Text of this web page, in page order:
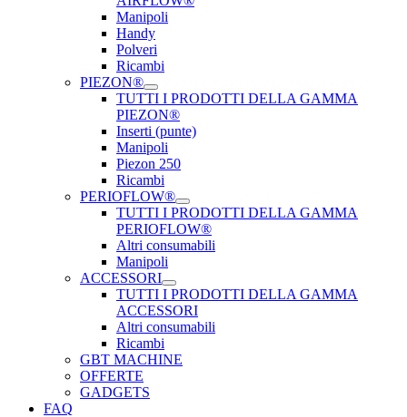
Manipoli
Handy
Polveri
Ricambi
PIEZON®
TUTTI I PRODOTTI DELLA GAMMA
PIEZON®
Inserti (punte)
Manipoli
Piezon 250
Ricambi
PERIOFLOW®
TUTTI I PRODOTTI DELLA GAMMA
PERIOFLOW®
Altri consumabili
Manipoli
ACCESSORI
TUTTI I PRODOTTI DELLA GAMMA
ACCESSORI
Altri consumabili
Ricambi
GBT MACHINE
OFFERTE
GADGETS
FAQ